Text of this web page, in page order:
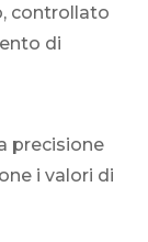
controllato
di
precisione
i valori di